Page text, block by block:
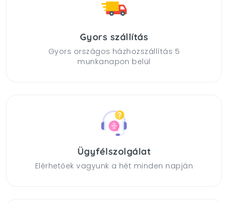
Gyors szállítás
Gyors országos házhozszállítás 5
munkanapon belül
Ügyfélszolgálat
Elérhetőek vagyunk a hét minden napján